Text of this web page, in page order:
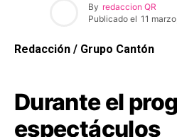
By redaccion QR
Publicado el 11
Redacción / Grupo Cantón
Durante el
espectáculos